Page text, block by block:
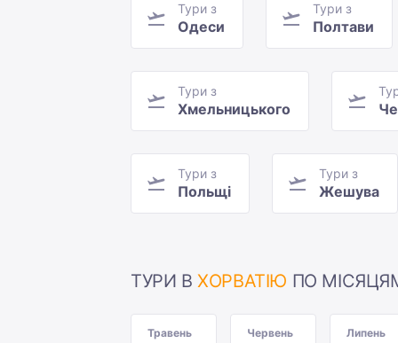
Тури з
Одеси
Тури з
Полтави
Тури з
Хмельницького
Тури з
Польщі
Тури з
Жешува
ТУРИ ВХОРВАТІЮ ПО
Травень Червень Липень